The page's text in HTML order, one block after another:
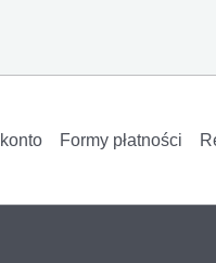
Formy płatności